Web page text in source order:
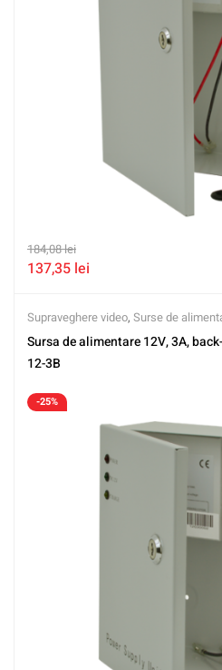
184,08lei
137,35 lei
Supraveghere video, Surse de
Sursa de alimentare 12V, 3A,
12-3B
-25%